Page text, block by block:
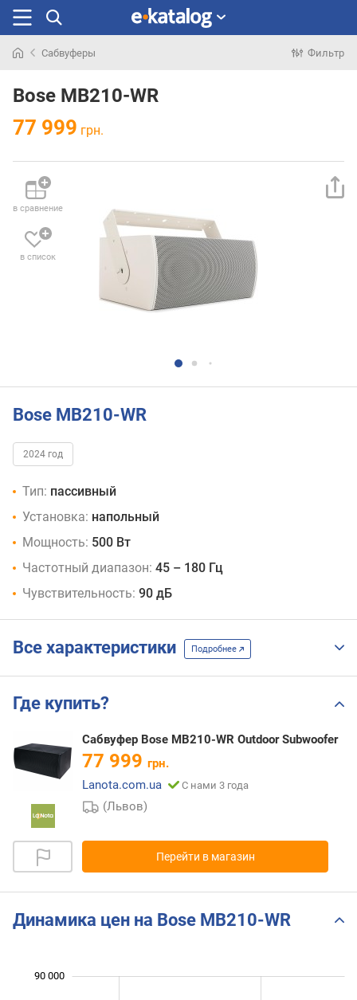
раньше
Сабвуферы Фильтр
Bose MB210-WR
77 999 грн.
в сравнение
в список
Bose MB210-WR
2024 год
Тип: пассивный
Установка: напольный
Мощность: 500 Вт
Частотный диапазон: 45 – 180 Гц
Чувствительность: 90 дБ
Все характеристики Подробнее
Где купить?
Сабвуфер Bose MB210-WR Outdoor Subwoofer
77 999 грн.
Lanota.com.ua
С нами 3 года
(Львов)
Перейти в магазин
Динамика цен на Bose MB210-WR
90 000